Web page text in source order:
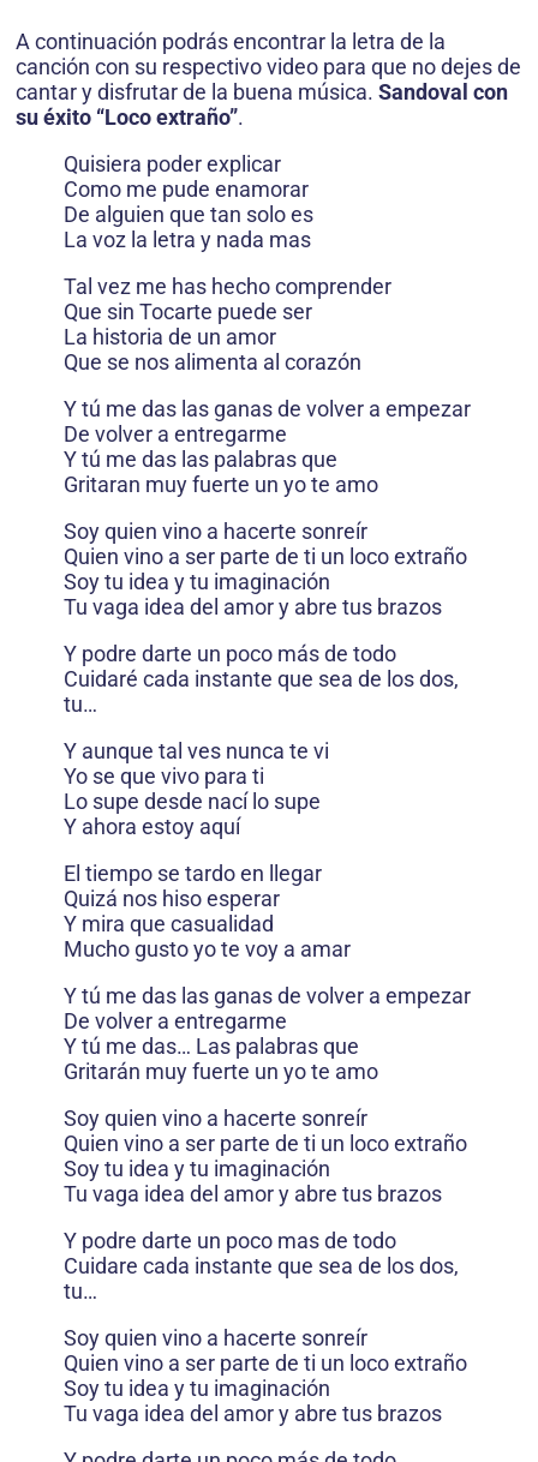
A continuación podrás encontrar la letra de la
canción con su respectivo video para que no dejes de
cantar y disfrutar de la buena música. Sandoval con
su éxito “Loco extraño”.
Quisiera poder explicar
Como me pude enamorar
De alguien que tan solo es
La voz la letra y nada mas
Tal vez me has hecho comprender
Que sin Tocarte puede ser
La historia de un amor
Que se nos alimenta al corazón
Y tú me das las ganas de volver a empezar
De volver a entregarme
Y tú me das las palabras que
Gritaran muy fuerte un yo te amo
Soy quien vino a hacerte sonreír
Quien vino a ser parte de ti un loco extraño
Soy tu idea y tu imaginación
Tu vaga idea del amor y abre tus brazos
Y podre darte un poco más de todo
Cuidaré cada instante que sea de los dos,
tu…
Y aunque tal ves nunca te vi
Yo se que vivo para ti
Lo supe desde nací lo supe
Y ahora estoy aquí
El tiempo se tardo en llegar
Quizá nos hiso esperar
Y mira que casualidad
Mucho gusto yo te voy a amar
Y tú me das las ganas de volver a empezar
De volver a entregarme
Y tú me das… Las palabras que
Gritarán muy fuerte un yo te amo
Soy quien vino a hacerte sonreír
Quien vino a ser parte de ti un loco extraño
Soy tu idea y tu imaginación
Tu vaga idea del amor y abre tus brazos
Y podre darte un poco mas de todo
Cuidare cada instante que sea de los dos,
tu…
Soy quien vino a hacerte sonreír
Quien vino a ser parte de ti un loco extraño
Soy tu idea y tu imaginación
Tu vaga idea del amor y abre tus brazos